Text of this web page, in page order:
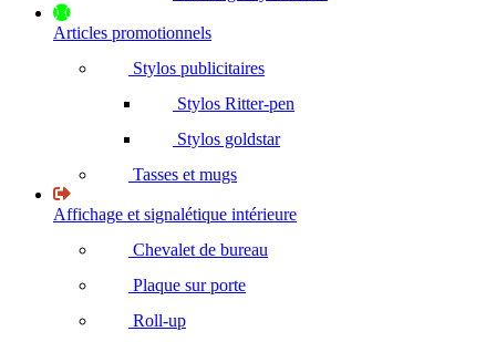
Articles promotionnels
Stylos publicitaires
Stylos Ritter-pen
Stylos goldstar
Tasses et mugs
Affichage et signalétique intérieure
Chevalet de bureau
Plaque sur porte
Roll-up